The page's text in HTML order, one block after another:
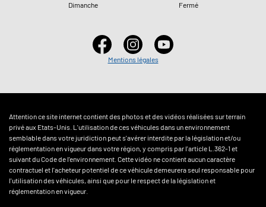
Dimanche
Fermé
Mentions légales
Attention ce site internet contient des photos et des vidéos réalisées sur terrain
privé aux Etats-Unis. L'utilisation de ces véhicules dans un environnement
semblable dans votre juridiction peut s'avérer interdite par la législation et/ou
réglementation en vigueur dans votre région, y compris par l'article L.362-1 et
suivant du Code de l'environnement. Cette vidéo ne contient aucun caractère
contractuel et l'acheteur potentiel de ce véhicule demeurera seul responsable pour
l'utilisation des véhicules, ainsi que pour le respect de la législation et
réglementation en vigueur.